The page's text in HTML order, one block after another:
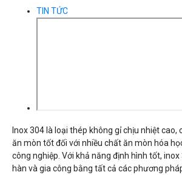
TIN TỨC
Inox 304 là loại thép không gỉ chịu nhiệt cao,
ăn mòn tốt đối với nhiều chất ăn mòn hóa
công nghiệp. Với khả năng định hình tốt, inox
hàn và gia công bằng tất cả các phương